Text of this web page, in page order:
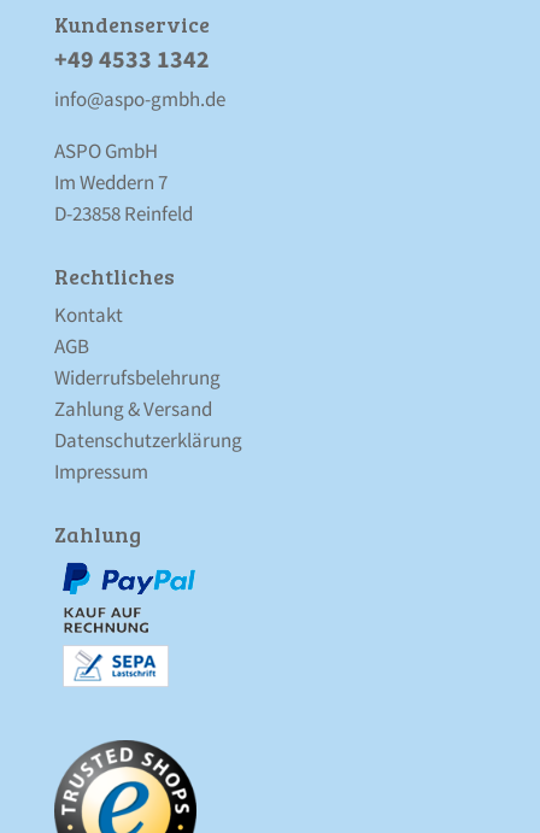
Kunden­service
+49 4533 1342
info@aspo-gmbh.de
ASPO GmbH
Im Weddern 7
D-23858 Reinfeld
Rechtliches
Kontakt
AGB
Widerrufsbelehrung
Zahlung & Versand
Datenschutz­erklärung
Impressum
Zahlung